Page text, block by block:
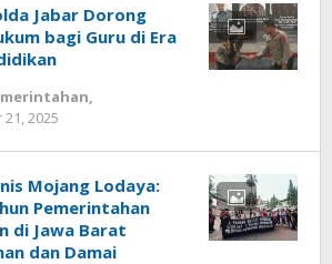
Jabar Dorong
bagi Guru di Era
,
2025
Mojang Lodaya:
Pemerintahan
di Jawa Barat
dan Damai